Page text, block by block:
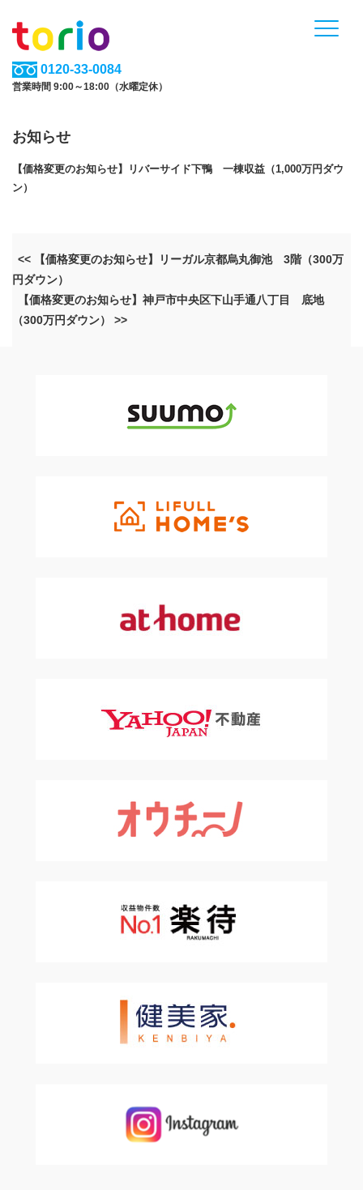
0120-33-0084
営業時間 9:00～18:00（水曜定休）
お知らせ
【価格変更のお知らせ】リバーサイド下鴨 一棟収益（1,000万円ダウ
ン）
<< 【価格変更のお知らせ】リーガル京都烏丸御池 3階（300万
円ダウン）
【価格変更のお知らせ】神戸市中央区下山手通八丁目 底地
（300万円ダウン） >>